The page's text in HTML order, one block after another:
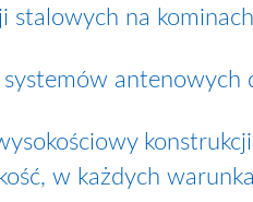
stalowych na
w każdych